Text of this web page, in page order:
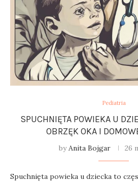
Pediatria
SPUCHNIĘTA POWIEKA U
OBRZĘK OKA I
byAnita Bojgar 26
Spuchnięta powieka u dziecka to